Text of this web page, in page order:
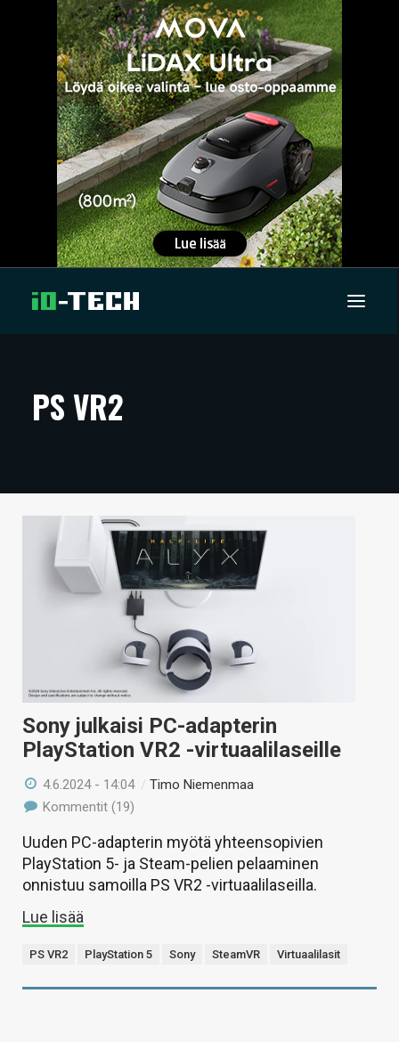
ARTIKKELIT
TECHBBS
HINTA.FI
HAKU
PS VR2
Sony julkaisi PC-adapterin
PlayStation VR2 -virtuaalilaseille
4.6.2024 - 14:04 /Timo Niemenmaa
Kommentit (19)
Uuden PC-adapterin myötä yhteensopivien
PlayStation 5- ja Steam-pelien pelaaminen
onnistuu samoilla PS VR2 -virtuaalilaseilla.
Lue lisää
PS VR2 PlayStation 5 Sony SteamVR Virtuaalilasit